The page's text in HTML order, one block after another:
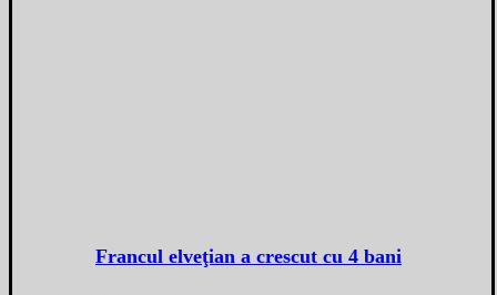
Francul elveţian a crescut cu 4 bani